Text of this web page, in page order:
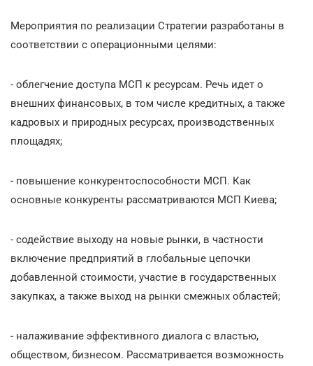
Мероприятия по реализации Стратегии разработаны в
соответствии с операционными целями:
- облегчение доступа МСП к ресурсам. Речь идет о
внешних финансовых, в том числе кредитных, а также
кадровых и природных ресурсах, производственных
площадях;
- повышение конкурентоспособности МСП. Как
основные конкуренты рассматриваются МСП Киева;
- содействие выходу на новые рынки, в частности
включение предприятий в глобальные цепочки
добавленной стоимости, участие в государственных
закупках, а также выход на рынки смежных областей;
- налаживание эффективного диалога с властью,
обществом, бизнесом. Рассматривается возможность